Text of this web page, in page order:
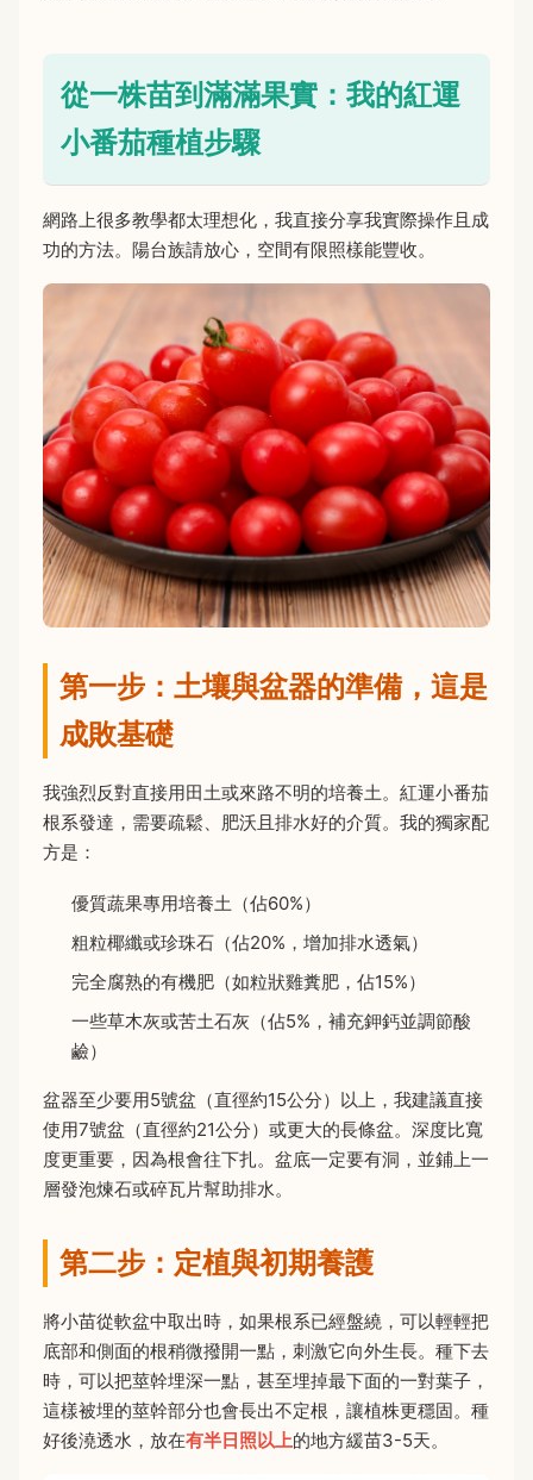
從一株苗到滿滿果實：我的紅運
小番茄種植步驟
網路上很多教學都太理想化，我直接分享我實際操作且成
功的方法。陽台族請放心，空間有限照樣能豐收。
第一步：土壤與盆器的準備，這是
成敗基礎
我強烈反對直接用田土或來路不明的培養土。紅運小番茄
根系發達，需要疏鬆、肥沃且排水好的介質。我的獨家配
方是：
優質蔬果專用培養土（佔60%）
粗粒椰纖或珍珠石（佔20%，增加排水透氣）
完全腐熟的有機肥（如粒狀雞糞肥，佔15%）
一些草木灰或苦土石灰（佔5%，補充鉀鈣並調節酸
鹼）
盆器至少要用5號盆（直徑約15公分）以上，我建議直接
使用7號盆（直徑約21公分）或更大的長條盆。深度比寬
度更重要，因為根會往下扎。盆底一定要有洞，並鋪上一
層發泡煉石或碎瓦片幫助排水。
第二步：定植與初期養護
將小苗從軟盆中取出時，如果根系已經盤繞，可以輕輕把
底部和側面的根稍微撥開一點，刺激它向外生長。種下去
時，可以把莖幹埋深一點，甚至埋掉最下面的一對葉子，
這樣被埋的莖幹部分也會長出不定根，讓植株更穩固。種
好後澆透水，放在有半日照以上的地方緩苗3-5天。